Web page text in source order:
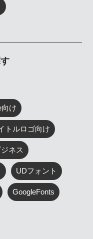
け
トルロゴ向け
ジネス
UDフォント
GoogleFonts